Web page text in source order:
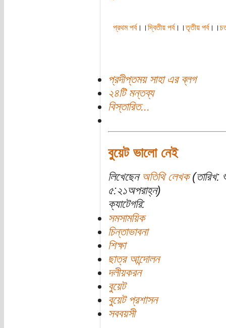
প্রথম পর্ব।। দ্বিতীয় পর্ব।।তৃতীয় পর্ব।।
প্রদীপ্তময় সাহা এর ব্লগ
২৪টি মন্তব্য
বিস্তারিত...
বুয়েট ভালো নেই
লিখেছেন অতিথি লেখক(তারিখ:
৫:২১অপরাহ্ন)
ক্যাটেগরি:
সমসাময়িক
চিন্তাভাবনা
শিক্ষা
ছাত্র আন্দোলন
দলীয়করন
বুয়েট
বুয়েট প্রশাসন
সববয়সী